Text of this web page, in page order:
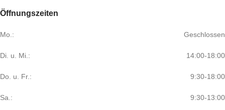
Öffnungszeiten
Mo.: Geschlossen
Di. u. Mi.: 14:00-18:00
Do. u. Fr.: 9:30-18:00
Sa.: 9:30-13:00